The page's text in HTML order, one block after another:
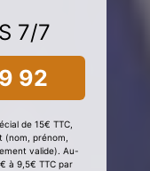
7/7
92
de 15€ TTC,
prénom,
valide). Au-
à 9,5€ TTC par